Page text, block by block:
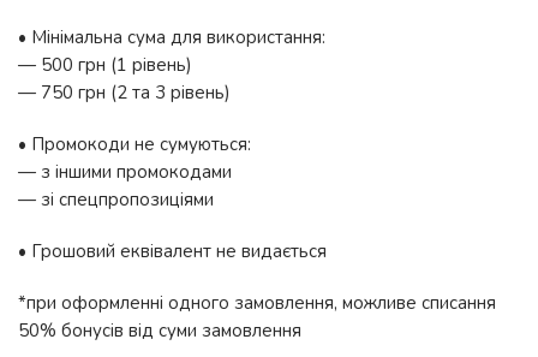
• Мінімальна сума для використання:
— 500 грн (1 рівень)
— 750 грн (2 та 3 рівень)
• Промокоди не сумуються:
— з іншими промокодами
— зі спецпропозиціями
• Грошовий еквівалент не видається
*при оформленні одного замовлення, можливе списання
50% бонусів від суми замовлення